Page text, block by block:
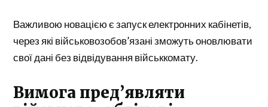
Важливою новацією є запуск електронних кабінетів,
через які військовозобов’язані зможуть оновлювати
свої дані без відвідування військкомату.
Вимога пред’являти